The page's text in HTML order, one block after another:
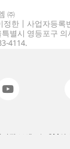
㈜
정한 | 사업자등록
별시 영등포구
4114.
거된 브랜드는 3M의